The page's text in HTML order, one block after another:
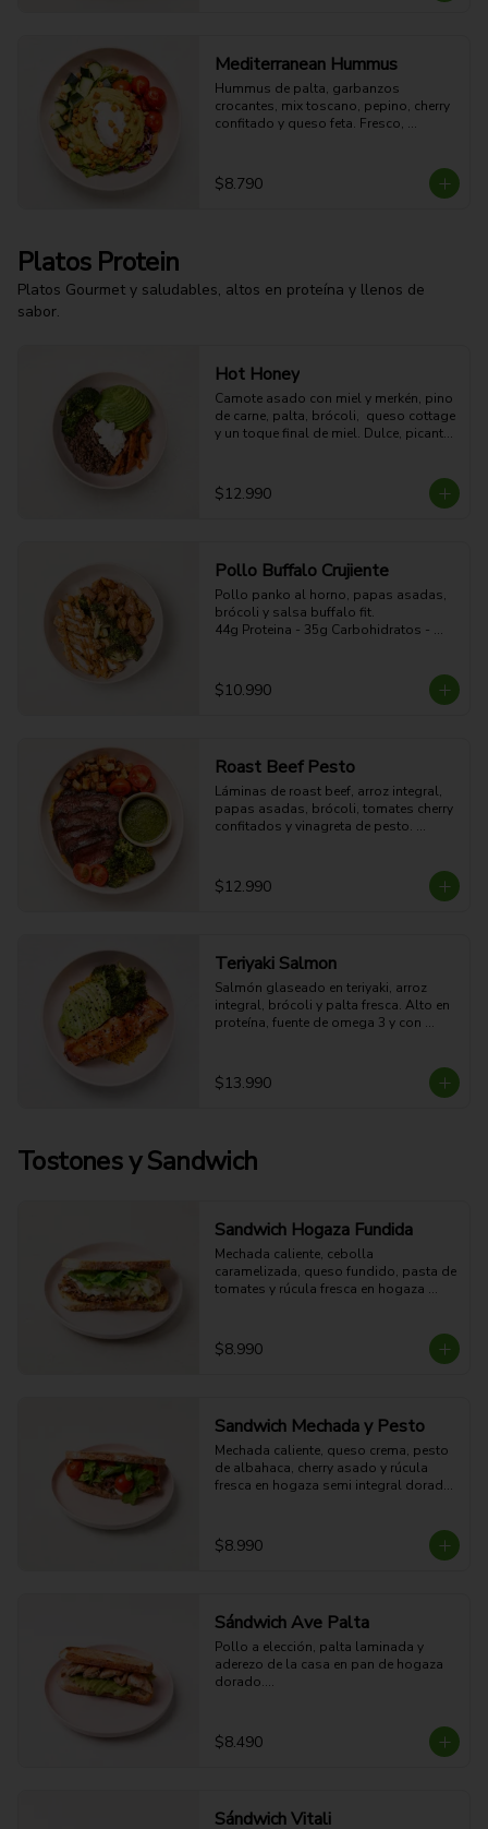
Mediterranean Hummus
Hummus de palta, garbanzos
crocantes, mix toscano, pepino, cherry
confitado y queso feta. Fresco,
14g Proteina - 31g Carbohidratos -
23g grasa - 10g Fibra - 384 Kcal
$8.790
Platos Protein
Platos Gourmet y saludables, altos en proteína y llenos de
sabor.
Hot Honey
Camote asado con miel y merkén, pino
de carne, palta, brócoli,  queso cottage
y un toque final de miel. Dulce, picante,
35g grasa - 10g Fibra - 686 Kcal
$12.990
Pollo Buffalo Crujiente
Pollo panko al horno, papas asadas,
brócoli y salsa buffalo fit.
44g Proteina - 35g Carbohidratos -
$10.990
Roast Beef Pesto
Láminas de roast beef, arroz integral,
papas asadas, brócoli, tomates cherry
confitados y vinagreta de pesto.
48g Proteina - 49g Carbohidratos -
30g grasa - 6.5g Fibra - 661 Kcal
$12.990
Teriyaki Salmon
Salmón glaseado en teriyaki, arroz
integral, brócoli y palta fresca. Alto en
proteína, fuente de omega 3 y con
27g grasa - 7g Fibra - 546 Kcal
$13.990
Tostones y Sandwich
Sandwich Hogaza Fundida
Mechada caliente, cebolla
caramelizada, queso fundido, pasta de
tomates y rúcula fresca en hogaza
28g Proteina - 63g Carbohidratos -
31g grasa - 8g Fibra - 648 Kcal
$8.990
Sandwich Mechada y Pesto
Mechada caliente, queso crema, pesto
de albahaca, cherry asado y rúcula
fresca en hogaza semi integral dorada.
$8.990
Sándwich Ave Palta
Pollo a elección, palta laminada y
aderezo de la casa en pan de hogaza
dorado.
$8.490
Sándwich Vitali